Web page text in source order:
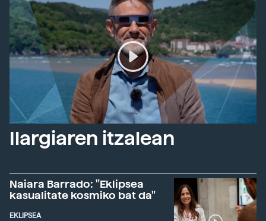
Ilargiaren itzalean
Naiara Barrado: "Eklipsea
kasualitate kosmiko bat da"
EKLIPSEA